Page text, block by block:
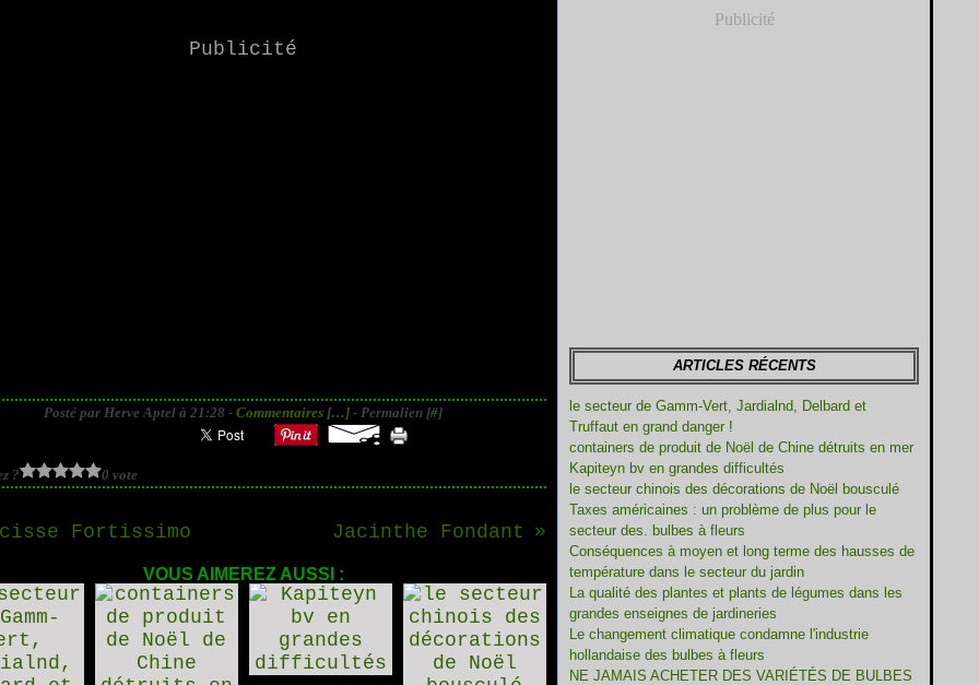
Publicité
Posté par Herve Aptel à 21:28 -Commentaires […] - Permalien [#]
? 0 vote
Fortissimo Jacinthe Fondant
VOUS AIMEREZ AUSSI :
Publicité
ARTICLES RÉCENTS
le secteur de Gamm-Vert, Jardialnd, Delbard et
Truffaut en grand danger !
containers de produit de Noël de Chine détruits en mer
Kapiteyn bv en grandes difficultés
le secteur chinois des décorations de Noël bousculé
Taxes américaines : un problème de plus pour le
secteur des. bulbes à fleurs
Conséquences à moyen et long terme des hausses de
température dans le secteur du jardin
La qualité des plantes et plants de légumes dans les
grandes enseignes de jardineries
Le changement climatique condamne l'industrie
hollandaise des bulbes à fleurs
NE JAMAIS ACHETER DES VARIÉTÉS DE BULBES